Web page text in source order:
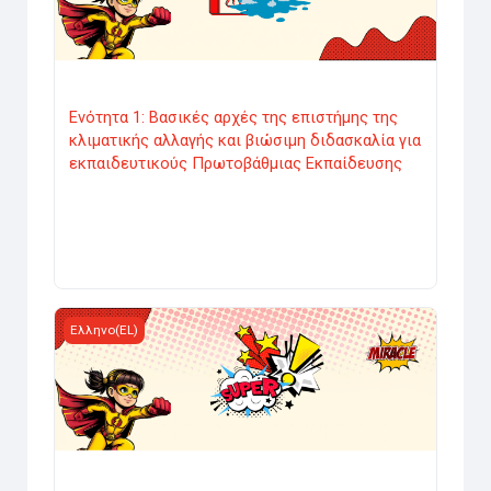
Ενότητα 1: Βασικές αρχές της επιστήμης της
κλιματικής αλλαγής και βιώσιμη διδασκαλία για
εκπαιδευτικούς Πρωτοβάθμιας Εκπαίδευσης
Course image Ενότητα 2: Δημιουργία Kόμικς για Ψηφιακή
Ελληνο(EL)